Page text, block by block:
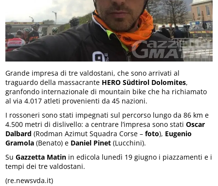
Grande impresa di tre valdostani, che sono arrivati al
traguardo della massacrante HERO Südtirol Dolomites,
granfondo internazionale di mountain bike che ha richiamato
al via 4.017 atleti provenienti da 45 nazioni.
I rossoneri sono stati impegnati sul percorso lungo da 86 km e
4.500 metri di dislivello: a centrare l’impresa sono statiOscar
Dalbard (Rodman Azimut Squadra Corse –foto), Eugenio
Gramola (Benato) e Daniel Pinet (Lucchini).
SuGazzetta Matin in edicola lunedì 19 giugno i piazzamenti e i
tempi dei tre valdostani.
(re.newsvda.it)